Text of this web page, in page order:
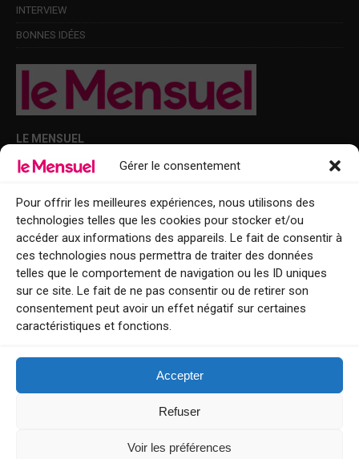
Gérer le consentement
Pour offrir les meilleures expériences, nous utilisons des
technologies telles que les cookies pour stocker et/ou
accéder aux informations des appareils. Le fait de consentir à
ces technologies nous permettra de traiter des données
telles que le comportement de navigation ou les ID uniques
sur ce site. Le fait de ne pas consentir ou de retirer son
consentement peut avoir un effet négatif sur certaines
caractéristiques et fonctions.
Accepter
Refuser
Voir les préférences
INTERVIEW
BONNES IDÉES
LE MENSUEL
Points de diffusion Var et Alpes-Maritimes : oû trouver Le Mensuel ?
Le Mensuel en PDF : consultez le magazine en ligne
Qui sommes-nous ?
BFM Top Sorties
EVENT
Tourisme week-end : envie de vous évader le temps d’un week-end ou
Explorez nos bonnes adresses
Contact